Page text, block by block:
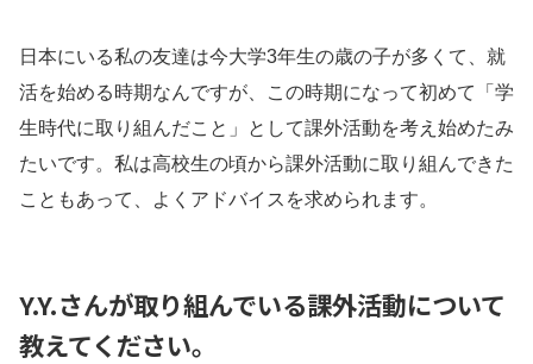
日本にいる私の友達は今大学3年生の歳の子が多くて、就
活を始める時期なんですが、この時期になって初めて「学
生時代に取り組んだこと」として課外活動を考え始めたみ
たいです。私は高校生の頃から課外活動に取り組んできた
こともあって、よくアドバイスを求められます。
Y.Y.さんが取り組んでいる課外活動について
教えてください。